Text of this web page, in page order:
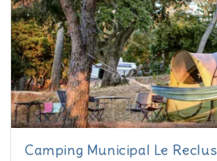
Camping Municipal Le Reclus